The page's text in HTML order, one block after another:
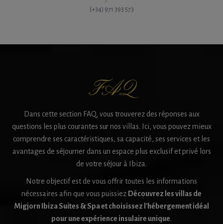
(+34) 971 393 573
FAQ
Dans cette section FAQ, vous trouverez des réponses aux
questions les plus courantes sur nos villas. Ici, vous pouvez mieux
comprendre ses caractéristiques, sa capacité, ses services et les
avantages de séjourner dans un espace plus exclusif et privé lors
de votre séjour à Ibiza.
Notre objectif est de vous offrir toutes les informations
nécessaires afin que vous puissiez Découvrez les villas de
Migjorn Ibiza Suites & Spa et choisissez l'hébergement idéal
pour une expérience insulaire unique.